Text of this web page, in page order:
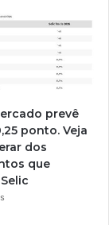
prevê
ponto. Veja
dos
que